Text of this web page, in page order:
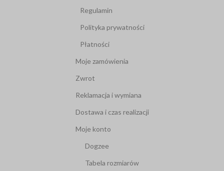
Regulamin
Polityka prywatności
Płatności
Moje zamówienia
Zwrot
Reklamacja i wymiana
Dostawa i czas realizacji
Moje konto
Dogzee
Tabela rozmiarów